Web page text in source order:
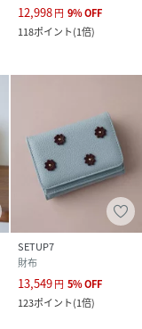
材の色落ちや他の
能性がございま
、経年変化による
なります。
12,998円 9%OFF
118ポイント(1倍)
SETUP7
財布
13,549円 5%OFF
123ポイント(1倍)